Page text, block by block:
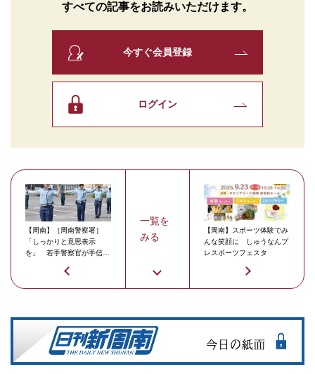
すべての記事をお読みいただけます。
今すぐ会員登録
ログイン
【周南】［周南警察署］
「しっかりと意思表示
を」 若手警察官が手信号
一覧を
みる
【周南】スポーツ体験でみ
んな笑顔に しゅうなんプ
レスポーツフェスタ